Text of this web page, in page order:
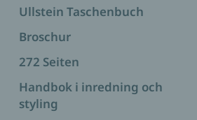
eigenen Einrichtungsstil –
des Einrichtens
eigenen vier Wände
Zuhause, in dem Sie sich zu
Ullstein Taschenbuch
Broschur
272 Seiten
Handbok i inredning och
styling